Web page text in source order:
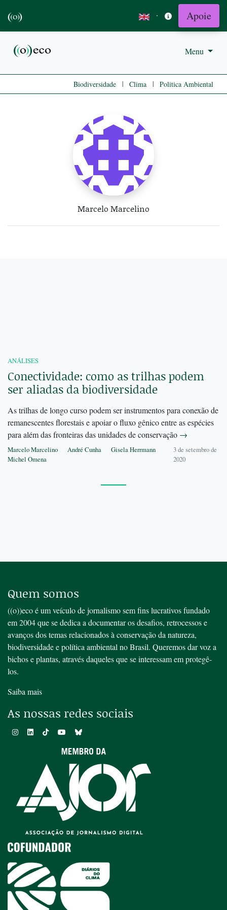
· Apoie
Menu
Biodiversidade | Clima | Politica Ambiental
Marcelo Marcelino
ANÁLISES
Conectividade: como as trilhas podem
ser aliadas da biodiversidade
As trilhas de longo curso podem ser instrumentos para conexão de
remanescentes florestais e apoiar o fluxo gênico entre as espécies
para além das fronteiras das unidades de conservação →
Marcelo Marcelino André Cunha
Gisela Herrmann
Michel Omena
3 de setembro de
2020
Quem somos
((o))eco é um veículo de jornalismo sem fins lucrativos fundado
em 2004 que se dedica a documentar os desafios, retrocessos e
avanços dos temas relacionados à conservação da natureza,
biodiversidade e política ambiental no Brasil. Queremos dar voz a
bichos e plantas, através daqueles que se interessam em protegê-
los.
Saiba mais
As nossas redes sociais